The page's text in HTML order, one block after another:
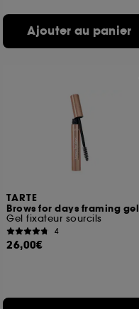
Ajouter au panier
TARTE
Brows for days framing gel
Gel fixateur sourcils
4
26,00€